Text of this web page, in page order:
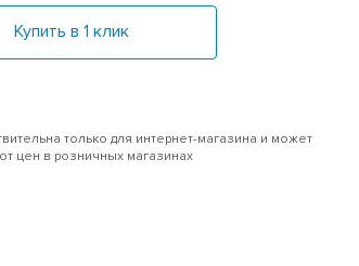
Купить в 1 клик
только для интернет-магазина и может
цен в розничных магазинах